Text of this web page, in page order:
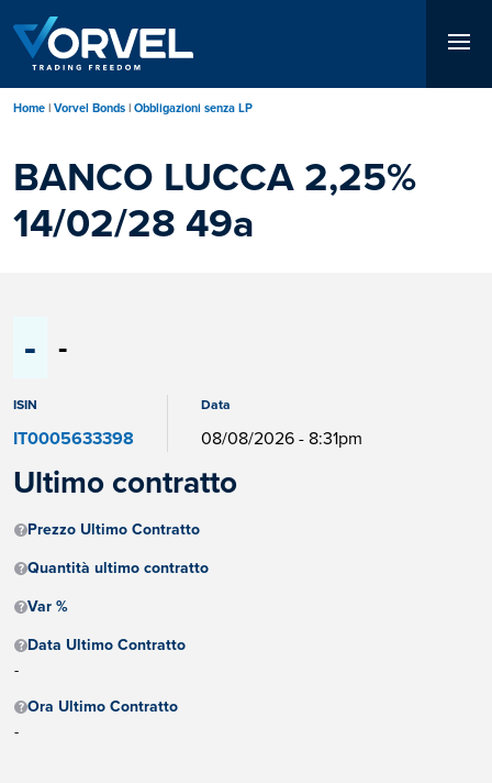
contenuto
principale
Home Vorvel Bonds Obbligazioni senza LP
BANCO LUCCA 2,25%
14/02/28 49a
- -
ISIN
IT0005633398
Data
08/08/2026 - 8:31pm
Ultimo contratto
Prezzo Ultimo Contratto
Quantità ultimo contratto
Var %
Data Ultimo Contratto
-
Ora Ultimo Contratto
-